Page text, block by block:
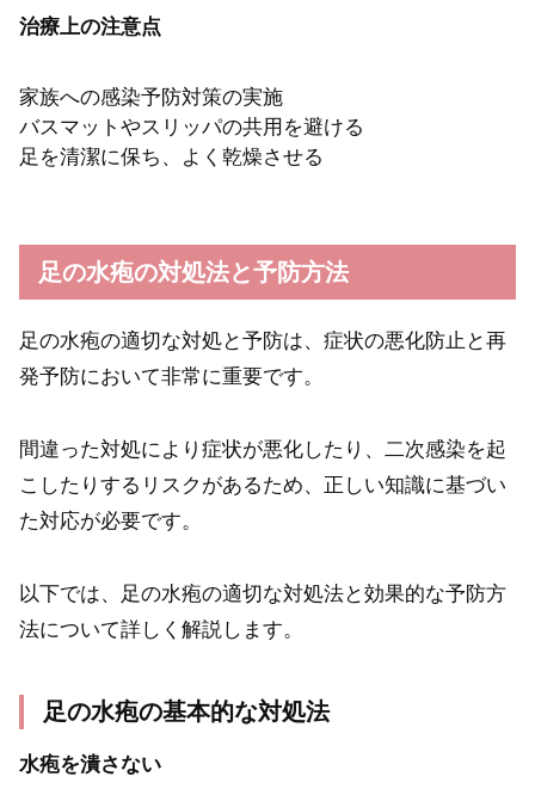
治療上の注意点
家族への感染予防対策の実施
バスマットやスリッパの共用を避ける
足を清潔に保ち、よく乾燥させる
足の水疱の対処法と予防方法
足の水疱の適切な対処と予防は、症状の悪化防止と再
発予防において非常に重要です。
間違った対処により症状が悪化したり、二次感染を起
こしたりするリスクがあるため、正しい知識に基づい
た対応が必要です。
以下では、足の水疱の適切な対処法と効果的な予防方
法について詳しく解説します。
足の水疱の基本的な対処法
水疱を潰さない